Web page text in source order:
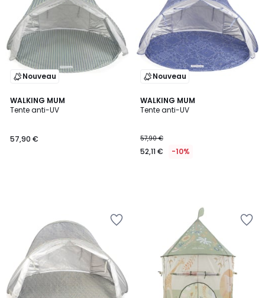
Nouveau
WALKING MUM
Tente anti-UV
57,90 €
Nouveau
WALKING MUM
Tente anti-UV
57,90 €
52,11 € -10%